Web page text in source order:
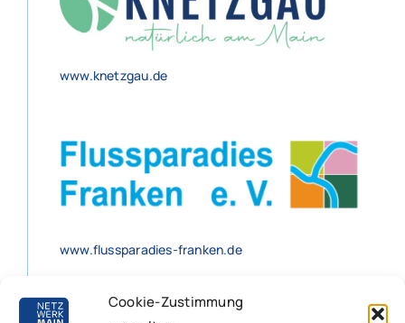
Cookie-Zustimmung
www.knetzgau.de
www.flussparadies-franken.de